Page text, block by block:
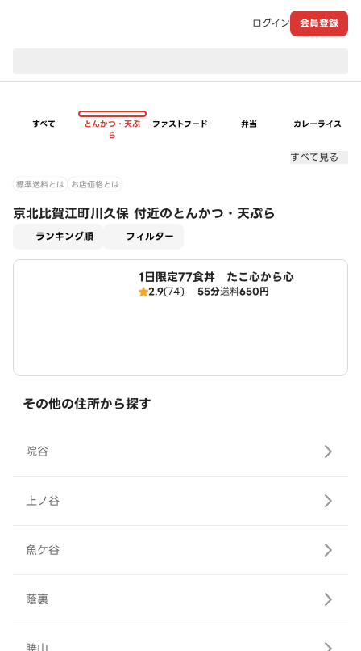
ログイン 会員登録
すべて
とんかつ・天ぷ
ら
ファストフード 弁当 カレーライス
すべて見る
標準送料とは お店価格とは
京北比賀江町川久保 付近のとんかつ・天ぷら
ランキング順 フィルター
1日限定77食丼 たこ心から心
2.9(74) 55分送料650円
その他の住所から探す
院谷
上ノ谷
魚ケ谷
蔭裏